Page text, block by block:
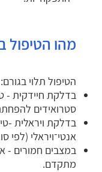
מהו הטיפול
הטיפול תלוי בגורם:
בדלקת חיידקית -
סטרואידים
בדלקת ויראלית -
אנטי־ויראלי (לפי
במצבים חמורים -
מתקדם.